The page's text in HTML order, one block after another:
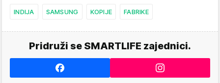
INDIJA SAMSUNG KOPIJE FABRIKE
Pridruži se SMARTLIFE zajednici.